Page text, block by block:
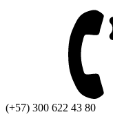
(+57) 300 622 43 80